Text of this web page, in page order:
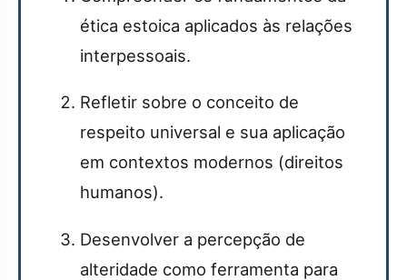
ética estoica aplicados às relações
interpessoais.
Refletir sobre o conceito de
respeito universal e sua aplicação
em contextos modernos (direitos
humanos).
Desenvolver a percepção de
alteridade como ferramenta para